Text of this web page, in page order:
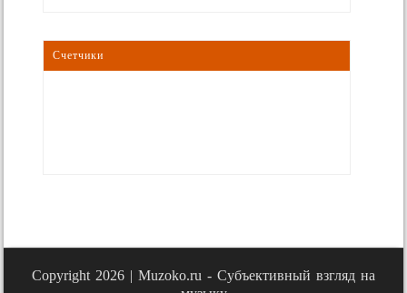
Счетчики
Copyright 2026 | Muzoko.ru - Субъективный взгляд на